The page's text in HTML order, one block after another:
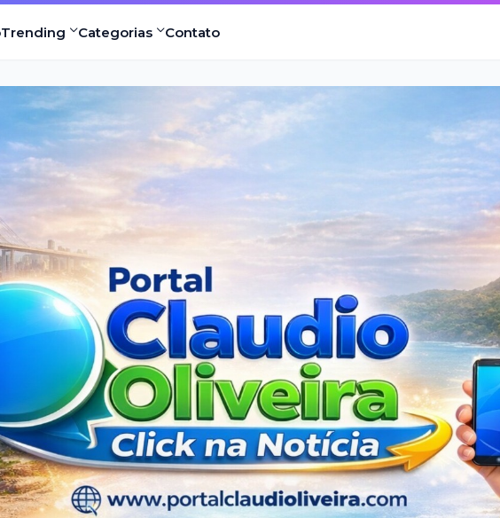
Trending Categorias Contato